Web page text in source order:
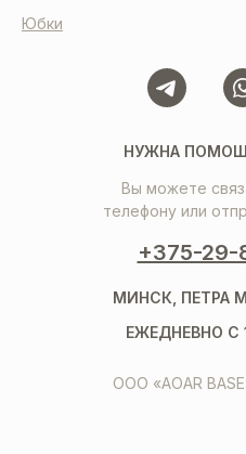
НУЖНА
Вы можете
телефону или
+375-29-
ООО «AOAR
МИНСК, ПЕТРА
ЕЖЕДНЕВНО С
Юбки